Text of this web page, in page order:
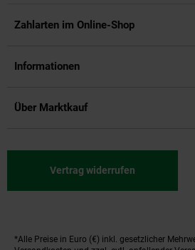
Zahlarten im Online-Shop
Informationen
Über Marktkauf
Vertrag widerrufen
Fußnoten
*Alle Preise in Euro (€) inkl. gesetzlicher